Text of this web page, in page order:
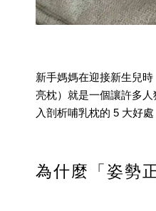
新手媽媽在迎接新生兒
亮枕）就是一個讓許多
入剖析哺乳枕的 5 大好
為什麼「姿勢